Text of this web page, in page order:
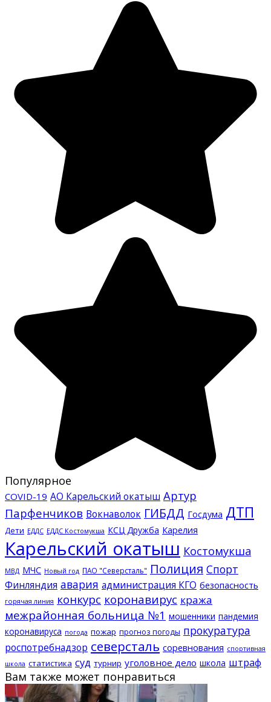
Популярное
COVID-19 АО Карельский окатыш Артур
Парфенчиков Вокнаволок ГИБДД Госдума ДТП
Дети ЕДДС ЕДДС Костомукша КСЦ Дружба Карелия
Карельский окатыш Костомукша
МВД МЧС Новый год ПАО "Северсталь" Полиция Спорт
Финляндия авария администрация КГО безопасность
горячая линия конкурс коронавирус кража
межрайонная больница №1 мошенники пандемия
коронавируса погода пожар прогноз погоды прокуратура
роспотребнадзор северсталь соревнования спортивная
школа статистика суд турнир уголовное дело школа штраф
Вам также может понравиться